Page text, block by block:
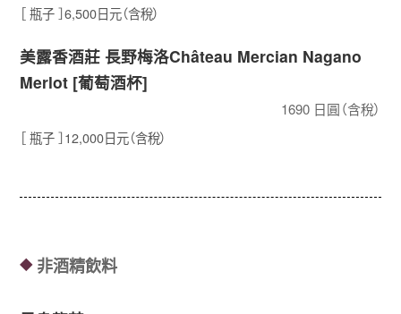
［ 瓶子 ］6,500日元（含稅）
美露香酒莊 長野梅洛Château Mercian Nagano
Merlot [葡萄酒杯]
1690 日圓（含稅）
［ 瓶子 ］12,000日元（含稅）
◆非酒精飲料